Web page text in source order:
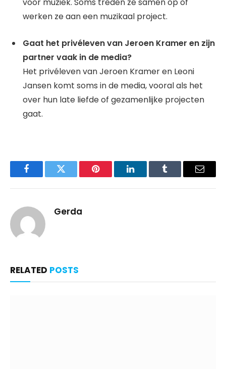
werken ze aan een muzikaal project.
Gaat het privéleven van Jeroen Kramer en zijn
partner vaak in de media?
Het privéleven van Jeroen Kramer en Leoni
Jansen komt soms in de media, vooral als het
over hun late liefde of gezamenlijke projecten
gaat.
FacebookTwitter Pinterest LinkedInTumblr Email
Gerda
RELATED POSTS